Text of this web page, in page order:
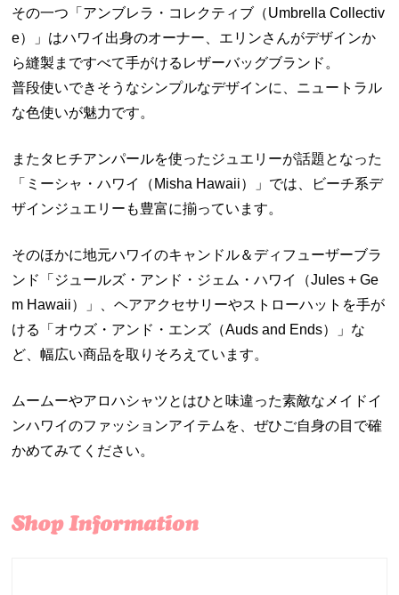
その一つ「アンブレラ・コレクティブ（Umbrella Collectiv
e）」はハワイ出身のオーナー、エリンさんがデザインか
ら縫製まですべて手がけるレザーバッグブランド。
普段使いできそうなシンプルなデザインに、ニュートラル
な色使いが魅力です。
またタヒチアンパールを使ったジュエリーが話題となった
「ミーシャ・ハワイ（Misha Hawaii）」では、ビーチ系デ
ザインジュエリーも豊富に揃っています。
そのほかに地元ハワイのキャンドル＆ディフューザーブラ
ンド「ジュールズ・アンド・ジェム・ハワイ（Jules + Ge
m Hawaii）」、ヘアアクセサリーやストローハットを手が
ける「オウズ・アンド・エンズ（Auds and Ends）」な
ど、幅広い商品を取りそろえています。
ムームーやアロハシャツとはひと味違った素敵なメイドイ
ンハワイのファッションアイテムを、ぜひご自身の目で確
かめてみてください。